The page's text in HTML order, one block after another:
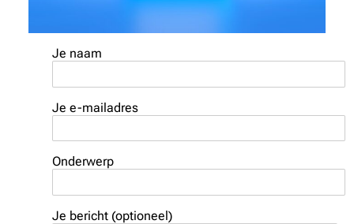
Je naam
Je e-mailadres
Onderwerp
Je bericht (optioneel)